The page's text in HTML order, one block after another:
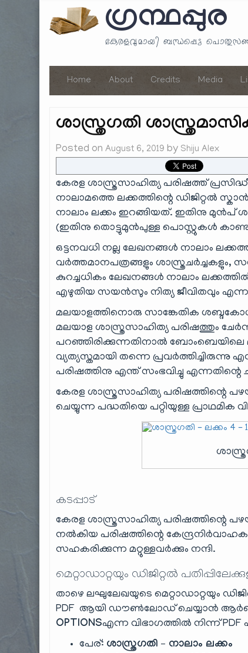
ഗ്രന്ഥപ്പുര
കേരളവുമായി ബന്ധപ്പെട്ട
Home About Credits Media
ശാസ്ത്രഗതി
Posted onAugust 6, 2019 by Shiju Alex
കേരള ശാസ്ത്രസാഹിത്യ പരിഷത്ത്
നാലാമത്തെ ലക്കത്തിന്റെ ഡിജിറ്റൽ
നാലാം ലക്കം ഇറങ്ങിയത്. ഇതിനു മുൻപ്
(ഇതിനു തൊട്ടുമുൻപുള്ള പൊസ്റ്റുകൾ
ഒട്ടനവധി നല്ല ലേഖനങ്ങൾ നാലാം
വർത്തമാനപത്രങ്ങളും
കുറച്ചധികം ലേഖനങ്ങൾ നാലാം
എഴുതിയ സയൻസും നിത്യ ജീവിതവും എന്ന
മലയാളത്തിനൊരു സാങ്കേതിക
മലയാള ശാ‍സ്ത്രസാഹിത്യ പരിഷത്തും
പറഞ്ഞിരിക്കുന്നതിനാൽ ബോംബെയിലെ
വ്യത്യസ്തമായി തന്നെ
പരിഷത്തിനു എന്ത് സംഭവിച്ചു എന്നതിന്റെ
കേരള ശാസ്ത്രസാഹിത്യ പരിഷത്തിന്റെ
ചെയ്യുന്ന പദ്ധതിയെ പറ്റിയുള്ള പ്രാഥമിക
കടപ്പാട്
കേരള ശാസ്ത്രസാഹിത്യ പരിഷത്തിന്റെ
നൽകിയ പരിഷത്തിന്റെ
സഹകരിക്കുന്ന മറ്റുള്ളവർക്കും നന്ദി.
മെറ്റാഡാറ്റയും ഡിജിറ്റൽ
താഴെ ലഘുലേഖയുടെ മെറ്റാഡാറ്റയും
PDF ആയി ഡൗൺലോഡ് ചെയ്യാൻ
OPTIONSഎന്ന വിഭാഗത്തിൽ നിന്ന് PDF
പേര്: ശാസ്ത്രഗതി – നാലാം ലക്കം